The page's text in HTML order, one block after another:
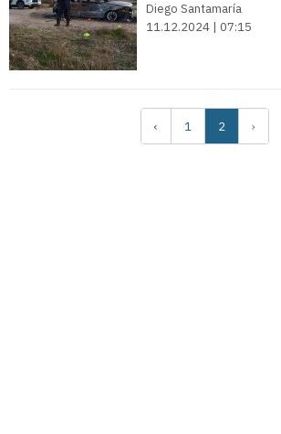
Diego Santamaría
11.12.2024 | 07:15
‹ 1 2 ›